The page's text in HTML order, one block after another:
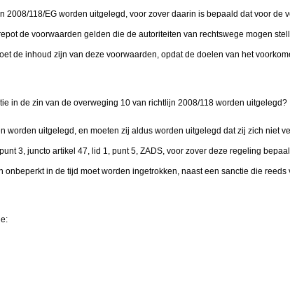
2008/118/EG worden uitgelegd, voor zover daarin is bepaald dat voor de
de voorwaarden gelden die de autoriteiten van rechtswege mogen
de inhoud zijn van deze voorwaarden, opdat de doelen van het
in de zin van de overweging 10 van richtlijn 2008/118 worden uitgelegd?
worden uitgelegd, en moeten zij aldus worden uitgelegd dat zij zich niet
3, juncto artikel 47, lid 1, punt 5, ZADS, voor zover deze regeling
in de tijd moet worden ingetrokken, naast een sanctie die reeds